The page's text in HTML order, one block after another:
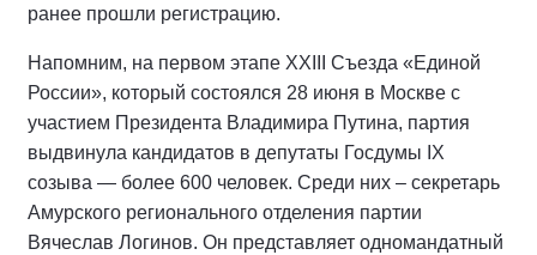
ранее прошли регистрацию.
Напомним, на первом этапе XXIII Съезда «Единой
России», который состоялся 28 июня в Москве с
участием Президента Владимира Путина, партия
выдвинула кандидатов в депутаты Госдумы IX
созыва — более 600 человек. Среди них – секретарь
Амурского регионального отделения партии
Вячеслав Логинов. Он представляет одномандатный